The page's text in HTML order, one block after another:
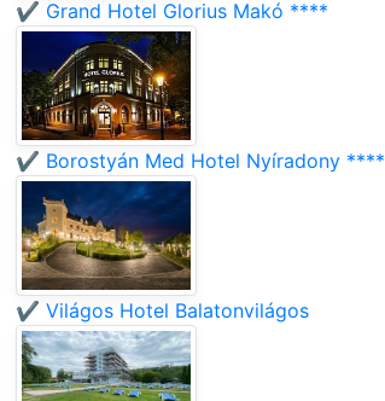
✔️ Grand Hotel Glorius Makó ****
✔️ Borostyán Med Hotel Nyíradony ****
✔️ Világos Hotel Balatonvilágos